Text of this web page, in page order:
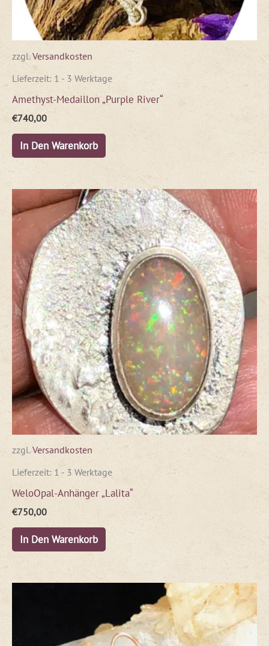
zzgl.Versandkosten
Lieferzeit:1 - 3 Werktage
Amethyst-Medaillon „Purple River“
€740,00
In Den Warenkorb
zzgl.Versandkosten
Lieferzeit: 1 - 3 Werktage
WeloOpal-Anhänger „Lalita“
€750,00
In Den Warenkorb